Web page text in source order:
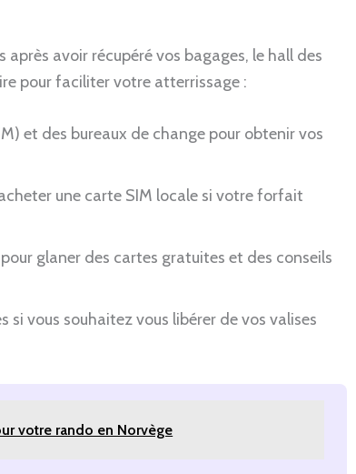
avoir récupéré vos bagages, le hall des
pour faciliter votre atterrissage :
et des bureaux de change pour obtenir vos
une carte SIM locale si votre forfait
glaner des cartes gratuites et des conseils
si vous souhaitez vous libérer de vos valises
votre rando en Norvège